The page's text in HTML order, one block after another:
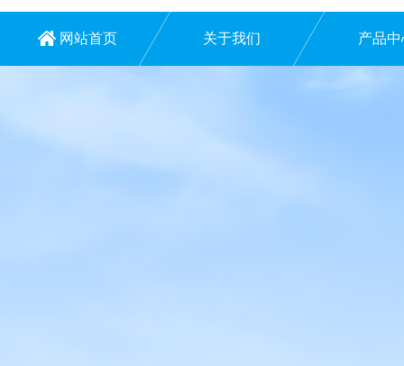
网站首页 关于我们 产品中